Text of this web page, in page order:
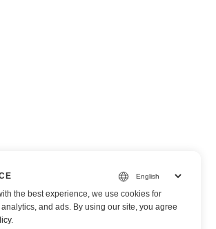
the best experience, we use cookies for
and ads. By using our site, you agree
.